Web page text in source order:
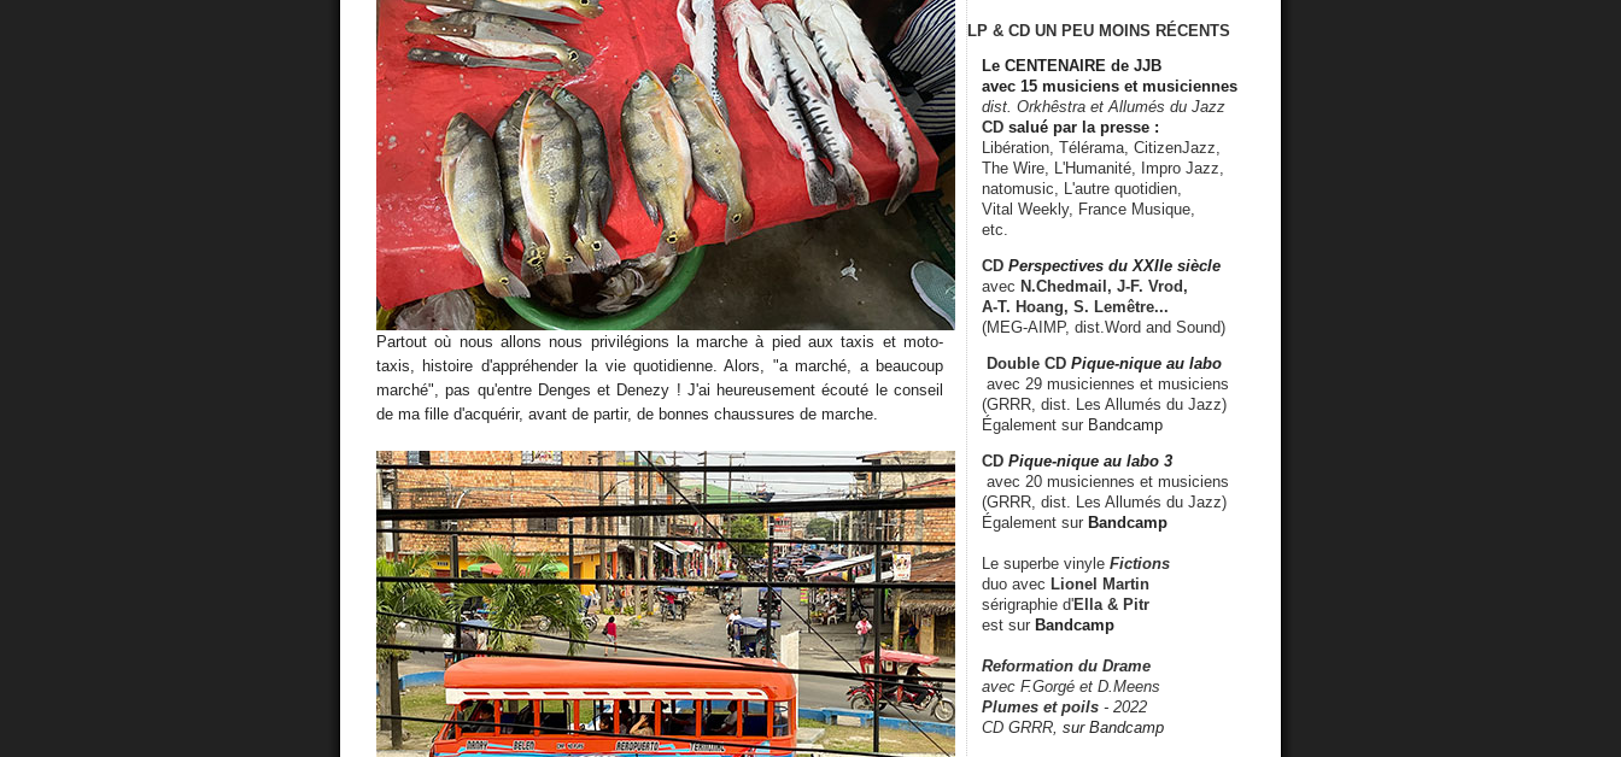
Partout où nous allons nous privilégions la marche à pied aux taxis et moto-
taxis, histoire d'appréhender la vie quotidienne. Alors, "a marché, a beaucoup
marché", pas qu'entre Denges et Denezy ! J'ai heureusement écouté le conseil
de ma fille d'acquérir, avant de partir, de bonnes chaussures de marche.
LP & CD UN PEU MOINS RÉCENTS
Le CENTENAIRE de JJB
avec 15 musiciens et musiciennes
dist. Orkhêstra et Allumés du Jazz
CD salué par la presse :
Libération, Télérama, CitizenJazz,
The Wire, L'Humanité, Impro Jazz,
natomusic, L'autre quotidien,
Vital Weekly, France Musique,
etc.
CD Perspectives du XXIIe siècle
avec N.Chedmail, J-F. Vrod,
A-T. Hoang, S. Lemêtre...
(MEG-AIMP, dist.Word and Sound)
Double CD Pique-nique au labo
avec 29 musiciennes et musiciens
(GRRR, dist. Les Allumés du Jazz)
Également sur Bandcamp
CD Pique-nique au labo 3
avec 20 musiciennes et musiciens
(GRRR, dist. Les Allumés du Jazz)
Également sur Bandcamp
Le superbe vinyle Fictions
duo avec Lionel Martin
sérigraphie d'Ella & Pitr
est sur Bandcamp
Reformation du Drame
avec F.Gorgé et D.Meens
Plumes et poils - 2022
CD GRRR, sur Bandcamp